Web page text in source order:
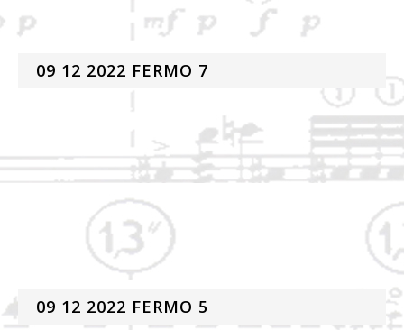
09 12 2022 FERMO 7
09 12 2022 FERMO 5